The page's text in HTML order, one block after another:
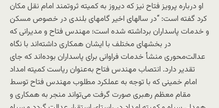
او درباره پرویز فتاح نیز که دیروز به کمیته ثروتمند امام نقل مکان
کرد گفته است: “در سالهای اخیر گامهای بلندی در خصوص مسکن
و خدمات پاسداران برداشته شده است؛ مهندس فتاح و مدیرانی که
در بخشهای مختلف با ایشان همکاری داشته‌اند با نگاه
عدالت‌محوری منشأ خدمات فراوانی برای پاسداران بوده‌اند که جای
تقدیر دارد. انتصاب مهندس فتاح به‌عنوان ریاست کمیته امداد
امام خمینی که با توجه به عملکرد مطلوب مهندس فتاح توسط
مقام معظم رهبری صورت گرفت می‌تواند منجر به همکاری و